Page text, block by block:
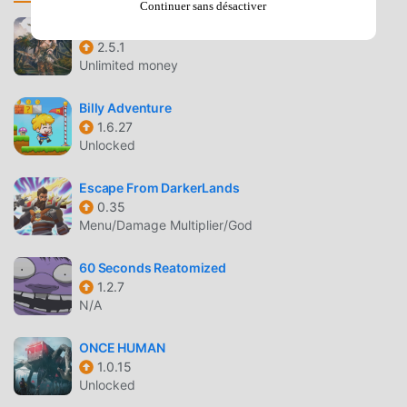
concentrer profiter de la joie apportée par le jeu lui-même.
moddroid promet que tout mod Bus Rela Telolet ne
facturera aucun frais aux joueurs, et il est 100% sûr,
client moddroid, vous pouvez télécharger et installer Bus
Rela Telolet 5.0 en un seul clic. Qu'attendez-vous,
téléchargez moddroid et jouez !
JEU UNIQUE
Bus Rela Telolet En tant que jeu adventure populaire, son
de fans à travers le monde. Contrairement aux jeux
adventure traditionnels, dans Bus Rela Telolet , vous
n'avez qu'à suivre le didacticiel novice, vous pouvez donc
facilement démarrer tout le jeu et profiter de la joie
apportée par les jeux classiques adventure Bus Rela
Telolet 5.0. Dans le même temps, moddroid a
spécialement construit une plate-forme pour les amateurs
2.5.1
Unlimited money
Billy Adventure
1.6.27
Unlocked
Escape From DarkerLands
0.35
Menu/Damage Multiplier/God
60 Seconds Reatomized
1.2.7
N/A
ONCE HUMAN
1.0.15
Unlocked
Continuer sans désactiver